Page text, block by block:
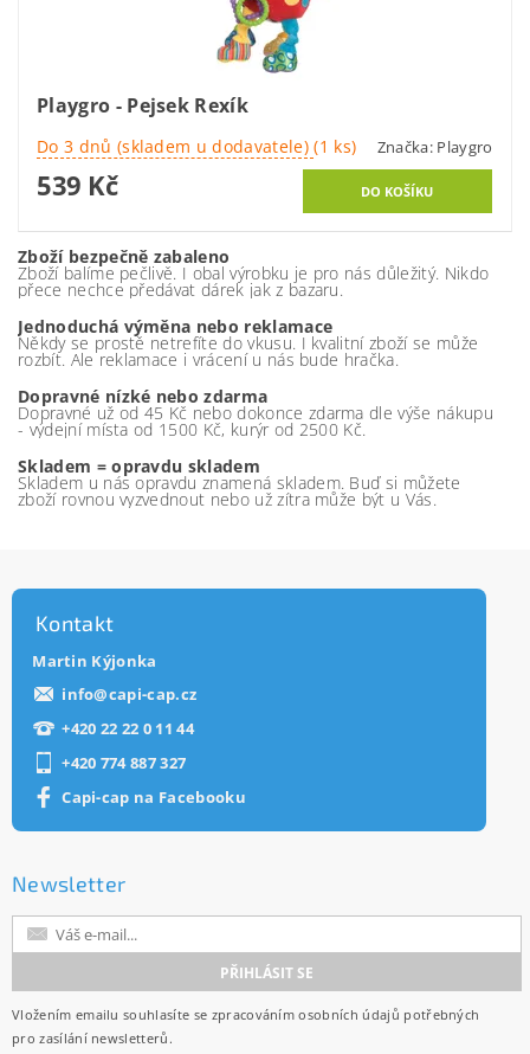
Playgro - Pejsek Rexík
Do 3 dnů (skladem u dodavatele)(1 ks) Značka: Playgro
539 Kč
Zboží bezpečně zabaleno
Zboží balíme pečlivě. I obal výrobku je pro nás důležitý. Nikdo
přece nechce předávat dárek jak z bazaru.
Jednoduchá výměna nebo reklamace
Někdy se prostě netrefíte do vkusu. I kvalitní zboží se může
rozbít. Ale reklamace i vrácení u nás bude hračka.
Dopravné nízké nebo zdarma
Dopravné už od 45 Kč nebo dokonce zdarma dle výše nákupu
- výdejní místa od 1500 Kč, kurýr od 2500 Kč.
Skladem = opravdu skladem
Skladem u nás opravdu znamená skladem. Buď si můžete
zboží rovnou vyzvednout nebo už zítra může být u Vás.
Kontakt
Martin Kýjonka
info@capi-cap.cz
+420 22 22 0 11 44
+420 774 887 327
Capi-cap na Facebooku
Newsletter
Vložením emailu souhlasíte se zpracováním osobních údajů potřebných
pro zasílání newsletterů.